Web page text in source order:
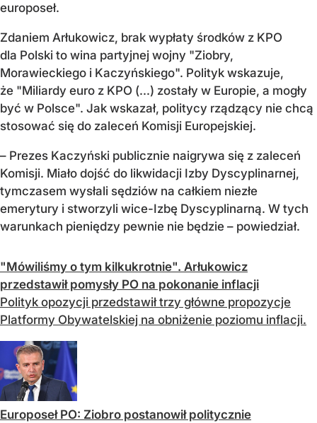
europoseł.
Zdaniem Arłukowicz, brak wypłaty środków z KPO
dla Polski to wina partyjnej wojny "Ziobry,
Morawieckiego i Kaczyńskiego". Polityk wskazuje,
że "Miliardy euro z KPO (...) zostały w Europie, a mogły
być w Polsce". Jak wskazał, politycy rządzący nie chcą
stosować się do zaleceń Komisji Europejskiej.
– Prezes Kaczyński publicznie naigrywa się z zaleceń
Komisji. Miało dojść do likwidacji Izby Dyscyplinarnej,
tymczasem wysłali sędziów na całkiem niezłe
emerytury i stworzyli wice-Izbę Dyscyplinarną. W tych
warunkach pieniędzy pewnie nie będzie – powiedział.
"Mówiliśmy o tym kilkukrotnie". Arłukowicz
przedstawił pomysły PO na pokonanie inflacji
Polityk opozycji przedstawił trzy główne propozycje
Platformy Obywatelskiej na obniżenie poziomu inflacji.
Europoseł PO: Ziobro postanowił politycznie